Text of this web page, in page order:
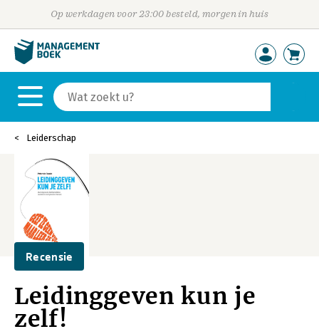
Op werkdagen voor 23:00 besteld, morgen in huis
Leiderschap
Recensie
Leidinggeven kun je
zelf!